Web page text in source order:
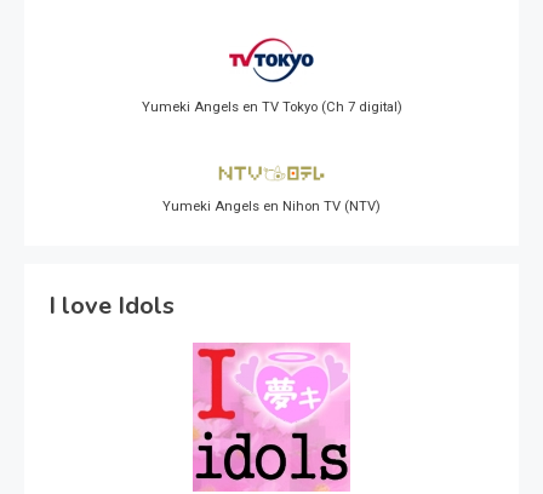
Yumeki Angels en TV Tokyo (Ch 7 digital)
Yumeki Angels en Nihon TV (NTV)
I love Idols